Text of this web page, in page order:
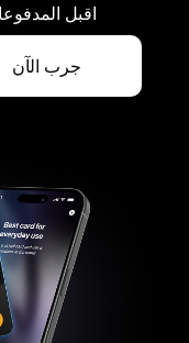
اقبل المدفوعات
جرب الآن